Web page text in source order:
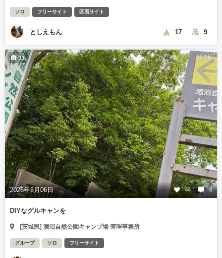
ソロ フリーサイト 区画サイト
としえもん 17 9
6月8日
2026年6月06日 44 8
11
DIYなグルキャンを
[茨城県] 涸沼自然公園キャンプ場 管理事務所
グループ ソロ フリーサイト